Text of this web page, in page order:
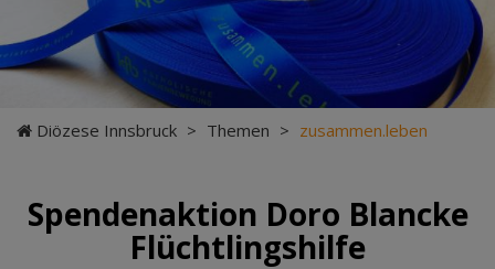
Diözese Innsbruck > Themen > zusammen.leben
Spendenaktion Doro Blancke
Flüchtlingshilfe